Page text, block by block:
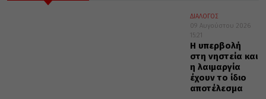
ΔΙΑΛΟΓΟΣ
09 Αυγούστου 2026
15:21
Η υπερβολή
στη νηστεία και
η λαιμαργία
έχουν το ίδιο
αποτέλεσμα